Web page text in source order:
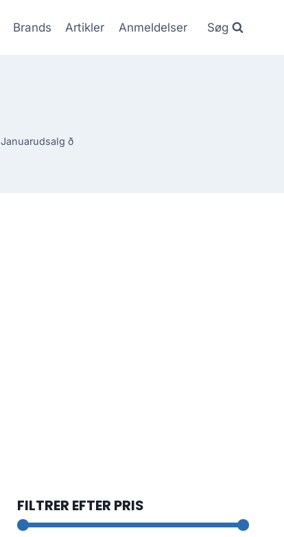
Brands Artikler Anmeldelser Søg
Januarudsalg ð
FILTRER EFTER PRIS